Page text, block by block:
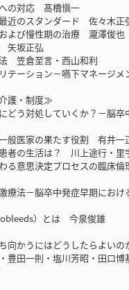
の対応 髙橋愼一
近のスタンダード 佐々木正
よび慢性期の治療 瀧澤俊也
矢坂正弘
笠倉至言・西山和利
テーション－嚥下マネージ
護・制度≫
どう対処していくか？－脳
般医家の果たす役割 有井一
者の生活は？ 川上途行・里
る意思決定プロセスの臨床
療法－脳卒中発症早期にお
）とは 今泉俊雄
向かうにはどうしたらよいの
豊田一則・塩川芳昭・田口博